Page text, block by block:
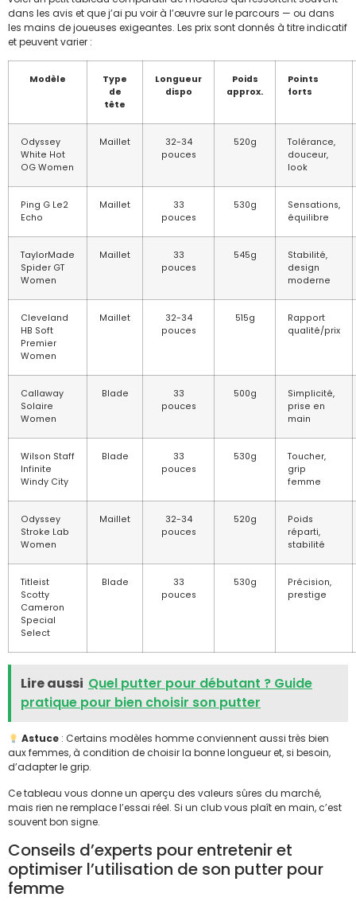
dans les avis et que j’ai pu voir à l’œuvre sur le parcours — ou dans
les mains de joueuses exigeantes. Les prix sont donnés à titre indicatif
et peuvent varier :
Modèle
Type
de
tête
Longueur
dispo
Poids
approx.
Points
forts
Odyssey
White Hot
OG Women
Maillet
32-34
pouces
520g
Tolérance,
douceur,
look
Ping G Le2
Echo
Maillet
33
pouces
530g
Sensations,
équilibre
TaylorMade
Spider GT
Women
Maillet
33
pouces
545g
Stabilité,
design
moderne
Cleveland
HB Soft
Premier
Women
Maillet
32-34
pouces
515g
Rapport
qualité/prix
Callaway
Solaire
Women
Blade
33
pouces
500g
Simplicité,
prise en
main
Wilson Staff
Infinite
Windy City
Blade
33
pouces
530g
Toucher,
grip
femme
Odyssey
Stroke Lab
Women
Maillet
32-34
pouces
520g
Poids
réparti,
stabilité
Titleist
Scotty
Cameron
Special
Select
Blade
33
pouces
530g
Précision,
prestige
Lire aussi Quel putter pour débutant ? Guide
pratique pour bien choisir son putter
Astuce: Certains modèles homme conviennent aussi très bien
aux femmes, à condition de choisir la bonne longueur et, si besoin,
d’adapter le grip.
Ce tableau vous donne un aperçu des valeurs sûres du marché,
mais rien ne remplace l’essai réel. Si un club vous plaît en main, c’est
souvent bon signe.
Conseils d’experts pour entretenir et
optimiser l’utilisation de son putter pour
femme